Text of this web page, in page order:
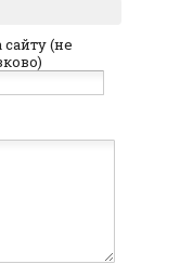
(не